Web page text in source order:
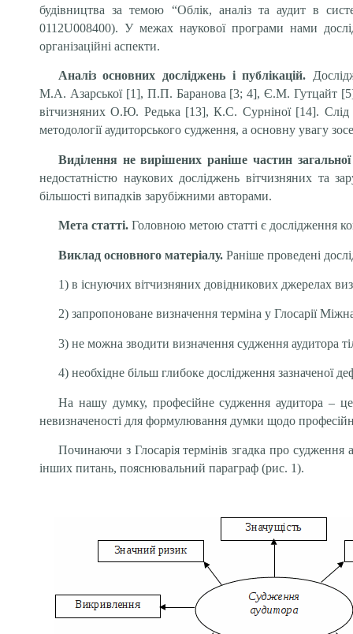
будівництва за темою “Облік, аналіз та аудит в
0112U008400). У межах наукової програми нами
організаційні аспекти.
Аналіз основних досліджень і публікацій.
М.А. Азарської [1], П.П. Баранова [3; 4], Є.М. Гутцайт
вітчизняних О.Ю. Редька [13], К.С. Сурніної [14]. Слід
методології аудиторського судження, а основну увагу
Виділення не вирішених раніше частин
недостатністю наукових досліджень вітчизняних та
більшості випадків зарубіжними авторами.
Мета статті. Головною метою статті є дослідження
Виклад основного матеріалу.Раніше проведені
1) в існуючих вітчизняних довідникових джерелах
2) запропоноване визначення терміна у Глосарії
3) не можна зводити визначення судження аудитора
4) необхідне більш глибоке дослідження зазначеної
На нашу думку, професійне судження аудитора –
невизначеності для формулювання думки щодо
Починаючи з Глосарія термінів згадка про судження
інших питань, пояснювальний параграф (рис. 1).